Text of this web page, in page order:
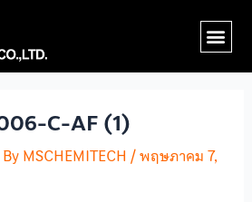
C-AF (1)
MSCHEMITECH /พฤษภาคม 7,